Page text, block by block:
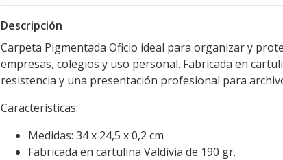
Descripción
Carpeta Pigmentada Oficio ideal para organizar y
empresas, colegios y uso personal. Fabricada en
resistencia y una presentación profesional para
Características:
Medidas: 34 x 24,5 x 0,2 cm
Fabricada en cartulina Valdivia de 190 gr.